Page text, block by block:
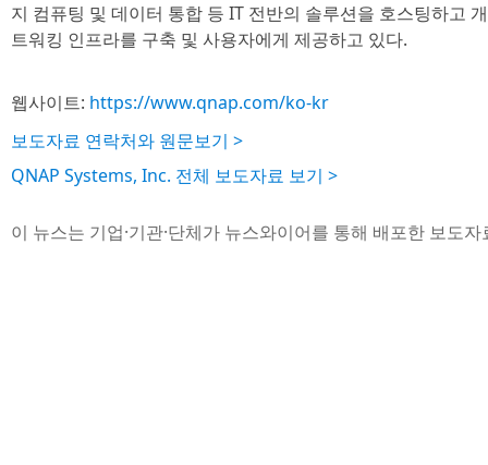
지 컴퓨팅 및 데이터 통합 등 IT 전반의 솔루션을 호스팅하고
트워킹 인프라를 구축 및 사용자에게 제공하고 있다.
웹사이트: https://www.qnap.com/ko-kr
보도자료 연락처와 원문보기 >
QNAP Systems, Inc. 전체 보도자료 보기 >
이 뉴스는 기업·기관·단체가 뉴스와이어를 통해 배포한 보도